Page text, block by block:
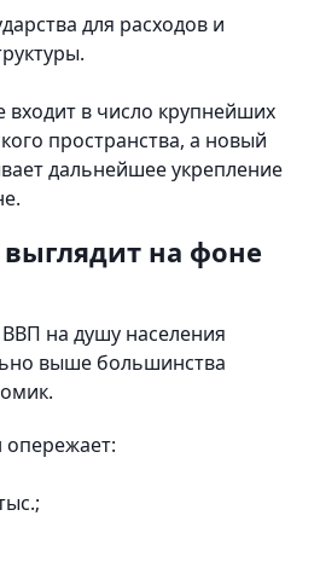
для расходов и
входит в число крупнейших
пространства, а новый
дальнейшее укрепление
выглядит на фоне
на душу населения
выше большинства
опережает: